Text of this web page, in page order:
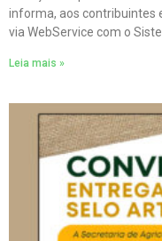
informa, aos contribuintes
via WebService com o
Leia mais »